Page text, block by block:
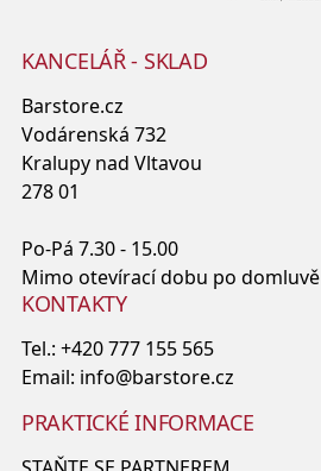
KANCELÁŘ - SKLAD
Barstore.cz
Vodárenská 732
Kralupy nad Vltavou
278 01
Po-Pá 7.30 - 15.00
Mimo otevírací dobu po domluvě
KONTAKTY
Tel.: +420 777 155 565
Email: info@barstore.cz
PRAKTICKÉ INFORMACE